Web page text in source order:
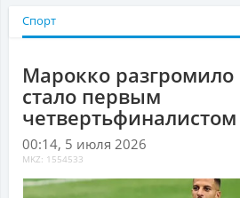
Спорт
Марокко разгромило
стало первым
00:14, 5 июля 2026
MKZ: 1554533